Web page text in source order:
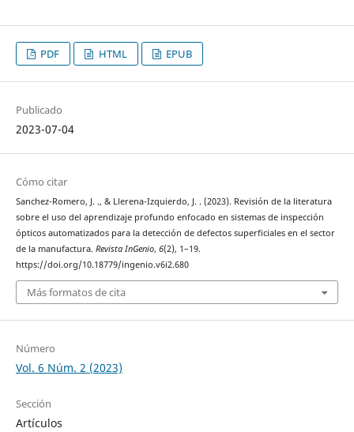
PDF HTML EPUB
Publicado
2023-07-04
Cómo citar
Sanchez-Romero, J. ., & Llerena-Izquierdo, J. . (2023). Revisión de la literatura
sobre el uso del aprendizaje profundo enfocado en sistemas de inspección
ópticos automatizados para la detección de defectos superficiales en el sector
de la manufactura. Revista InGenio, 6(2), 1–19.
https://doi.org/10.18779/ingenio.v6i2.680
Más formatos de cita
Número
Vol. 6 Núm. 2 (2023)
Sección
Artículos